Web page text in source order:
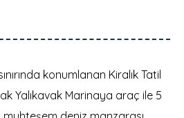
konumlanan Kiralık Tatil
Yalıkavak Marinaya araç ile 5